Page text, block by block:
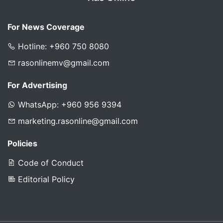
For News Coverage
Hotline: +960 750 8080
rasonlinemv@gmail.com
For Advertising
WhatsApp: +960 956 9394
marketing.rasonline@gmail.com
Policies
Code of Conduct
Editorial Policy